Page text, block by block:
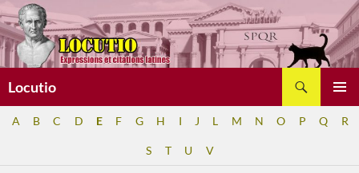
Aller
au
contenu
Locutio
A B C D E F G H I J L M N O P Q R
S T U V